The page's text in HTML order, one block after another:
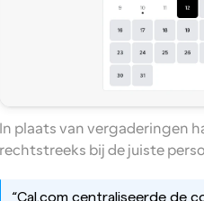
In plaats van vergaderingen
rechtstreeks bij de juiste
“Cal.com centraliseerde de